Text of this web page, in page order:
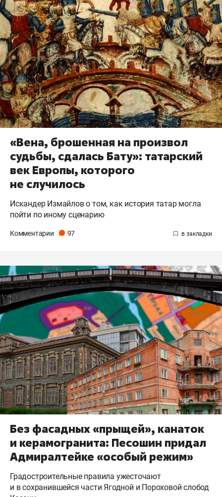
«Вена, брошенная на произвол
судьбы, сдалась Бату»: татарский
век Европы, которого
не случилось
Искандер Измайлов о том, как история татар могла
пойти по иному сценарию
Комментарии 97
Без фасадных «прыщей», канаток
и керамогранита: Песошин придал
Адмиралтейке «особый режим»
Градостроительные правила ужесточают
и в сохранившейся части Ягодной и Пороховой слобод